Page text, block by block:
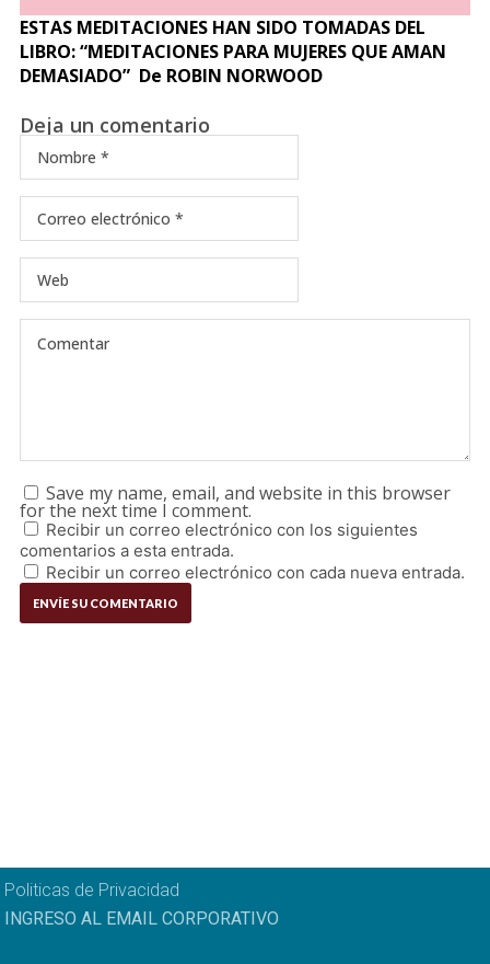
ESTAS MEDITACIONES HAN SIDO TOMADAS DEL
LIBRO: “MEDITACIONES PARA MUJERES QUE AMAN
DEMASIADO” De ROBIN NORWOOD
Deja un comentario
Save my name, email, and website in this browser
for the next time I comment.
Recibir un correo electrónico con los siguientes
comentarios a esta entrada.
Recibir un correo electrónico con cada nueva entrada.
Politicas de Privacidad
INGRESO AL EMAIL CORPORATIVO